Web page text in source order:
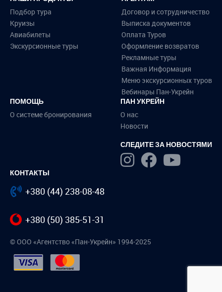
Подбор тура
Круизы
Авиабилеты
Экскурсионные туры
Договор и сотрудничество
Выписка документов
Оплата Туров
Оформление возвратов
Рекламные туры
Важная Информация
Меню экскурсионных туров
Вебинары Пан-Укрейн
ПОМОЩЬ
О системе бронирования
ПАН УКРЕЙН
О нас
Новости
СЛЕДИТЕ ЗА НОВОСТЯМИ
КОНТАКТЫ
+380 (44) 238-08-48
+380 (50) 385-51-31
© ООО «Агентство «Пан-Укрейн» 1994-2025